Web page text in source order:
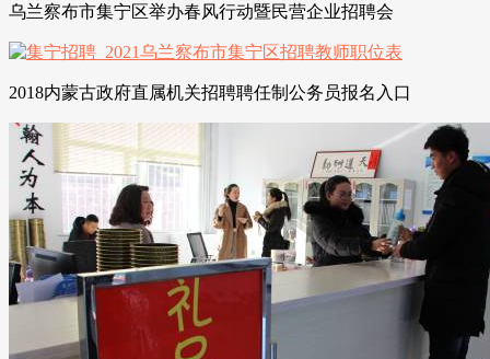
乌兰察布市集宁区举办春风行动暨民营企业招聘会
2018内蒙古政府直属机关招聘聘任制公务员报名入口